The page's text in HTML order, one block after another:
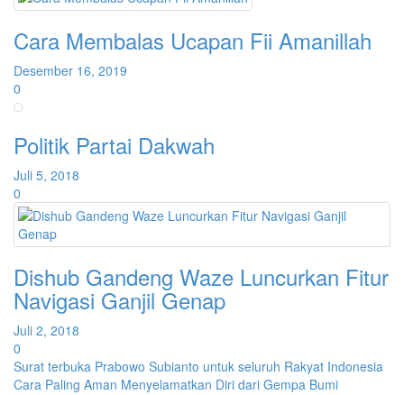
Cara Membalas Ucapan Fii Amanillah
Desember 16, 2019
0
Politik Partai Dakwah
Juli 5, 2018
0
Dishub Gandeng Waze Luncurkan Fitur
Navigasi Ganjil Genap
Juli 2, 2018
0
Surat terbuka Prabowo Subianto untuk seluruh Rakyat Indonesia
Cara Paling Aman Menyelamatkan Diri dari Gempa Bumi